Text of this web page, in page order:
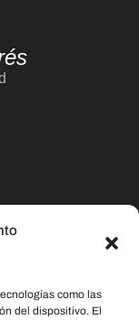
como las
del dispositivo. El